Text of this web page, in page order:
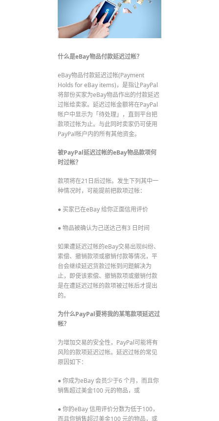
什么是eBay物品付款延迟过帐？
eBay物品付款延迟过帐(Payment
Holds for eBay items)，是指让PayPal
将部份买家为eBay物品作出的付款延迟
过帐给卖家。延迟过帐金额将在PayPal
帐户中显示为「待处理」，直到平台把
款项过帐为止。与此同时卖家仍可使用
PayPal帐户内的所有其他资金。
被PayPal延迟过帐的eBay物品款项何
时过帐？
款项将在21日后过帐。发生下列其中一
种情况时，可能提前把款项过帐：
● 买家已在eBay 给你正面信用评价
● 物品被确认为己送达己有3 日时间
如果遭延迟过帐的eBay交易出现纠纷、
索偿、撤销款项或撤销付款等情况，平
台会继续延迟货款过帐到问题解决为
止，即使该索偿、撤销款项或撤销付款
是在遭延迟过帐的款项被过帐后才提出
的。
为什么PayPal要将我的某笔款项延迟过
帐？
为增加交易的安全性，PayPal可能将有
风险的款项延迟过帐。延迟过帐的常见
原因如下：
● 你成为eBay 会员少于6 个月，而且你
销售超过美金100 元的物品，或
● 你的eBay 信用评价分数为低于100，
而且你销售超过美金100 元的物品，或